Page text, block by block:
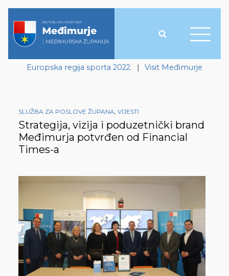
Europska regija sporta 2022. | Visit Međimurje
SLUŽBA ZA POSLOVE ŽUPANA, VIJESTI
Strategija, vizija i poduzetnički brand
Međimurja potvrđen od Financial
Times-a